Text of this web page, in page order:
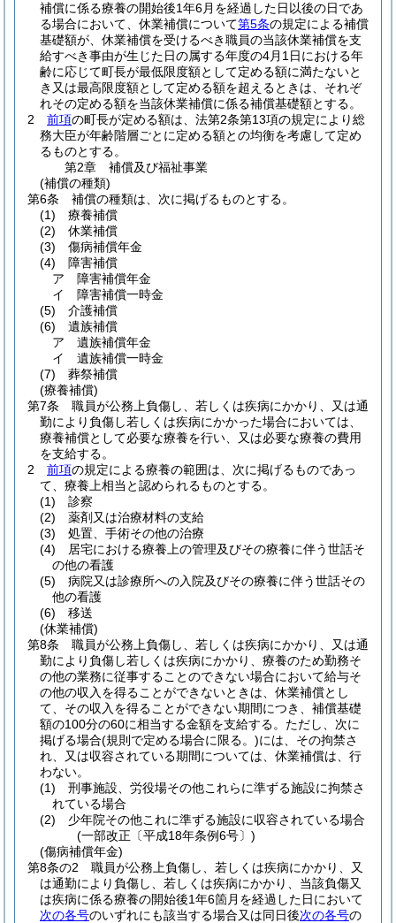
補償に係る療養の開始後1年6月を経過した日以後の日であ
る場合において、休業補償について第5条の規定による補償
基礎額が、休業補償を受けるべき職員の当該休業補償を支
給すべき事由が生じた日の属する年度の4月1日における年
齢に応じて町長が最低限度額として定める額に満たないと
き又は最高限度額として定める額を超えるときは、それぞ
れその定める額を当該休業補償に係る補償基礎額とする。
2
前項の町長が定める額は、法第2条第13項の規定により総
務大臣が年齢階層ごとに定める額との均衡を考慮して定め
るものとする。
第2章
補償及び福祉事業
(補償の種類)
第6条
補償の種類は、次に掲げるものとする。
(1)
療養補償
(2)
休業補償
(3)
傷病補償年金
(4)
障害補償
ア
障害補償年金
イ
障害補償一時金
(5)
介護補償
(6)
遺族補償
ア
遺族補償年金
イ
遺族補償一時金
(7)
葬祭補償
(療養補償)
第7条
職員が公務上負傷し、若しくは疾病にかかり、又は通
勤により負傷し若しくは疾病にかかった場合においては、
療養補償として必要な療養を行い、又は必要な療養の費用
を支給する。
2
前項の規定による療養の範囲は、次に掲げるものであっ
て、療養上相当と認められるものとする。
(1)
診察
(2)
薬剤又は治療材料の支給
(3)
処置、手術その他の治療
(4)
居宅における療養上の管理及びその療養に伴う世話そ
の他の看護
(5)
病院又は診療所への入院及びその療養に伴う世話その
他の看護
(6)
移送
(休業補償)
第8条
職員が公務上負傷し、若しくは疾病にかかり、又は通
勤により負傷し若しくは疾病にかかり、療養のため勤務そ
の他の業務に従事することのできない場合において給与そ
の他の収入を得ることができないときは、休業補償とし
て、その収入を得ることができない期間につき、補償基礎
額の100分の60に相当する金額を支給する。 ただし、次に
掲げる場合(規則で定める場合に限る。)には、その拘禁さ
れ、又は収容されている期間については、休業補償は、行
わない。
(1)
刑事施設、労役場その他これらに準ずる施設に拘禁さ
れている場合
(2)
少年院その他これに準ずる施設に収容されている場合
(一部改正〔平成18年条例6号〕)
(傷病補償年金)
第8条の2
職員が公務上負傷し、若しくは疾病にかかり、又
は通勤により負傷し、若しくは疾病にかかり、当該負傷又
は疾病に係る療養の開始後1年6箇月を経過した日において
次の各号のいずれにも該当する場合又は同日後次の各号の